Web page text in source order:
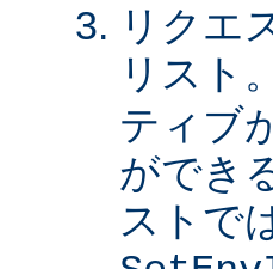
リクエ
リスト
ティブ
ができ
ストで